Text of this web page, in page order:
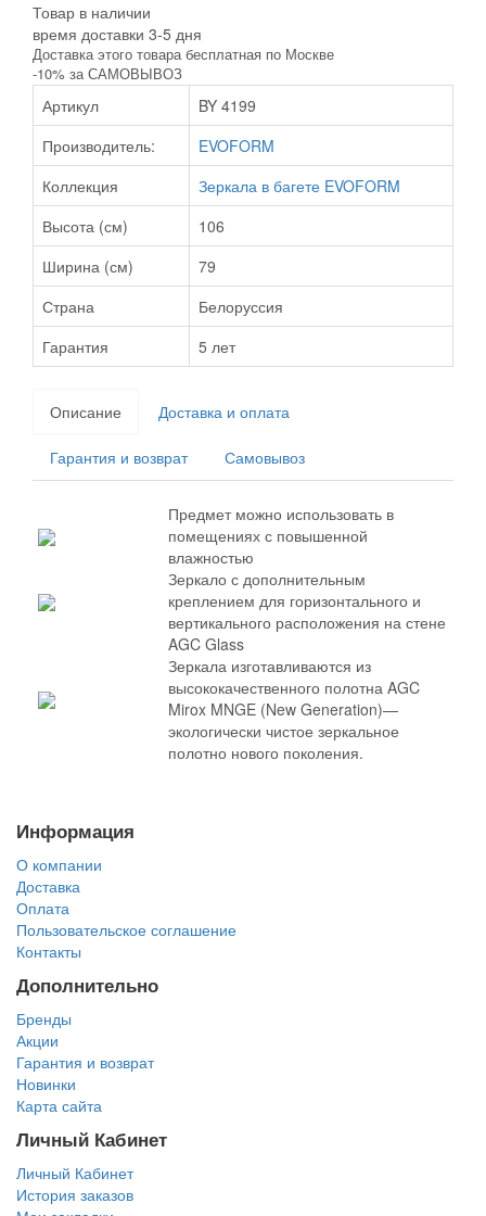
Товар в наличии
время доставки 3-5 дня
Доставка этого товара бесплатная по Москве
-10% за САМОВЫВОЗ
Артикул
BY 4199
Производитель:
EVOFORM
Коллекция
Зеркала в багете EVOFORM
Высота (см)
106
Ширина (см)
79
Страна
Белоруссия
Гарантия
5 лет
Описание Доставка и оплата
Гарантия и возврат Самовывоз
Предмет можно использовать в
помещениях с повышенной
влажностью
Зеркало с дополнительным
креплением для горизонтального и
вертикального расположения на стене
AGC Glass
Зеркала изготавливаются из
высококачественного полотна AGC
Mirox MNGE (New Generation)—
экологически чистое зеркальное
полотно нового поколения.
Информация
О компании
Доставка
Оплата
Пользовательское соглашение
Контакты
Дополнительно
Бренды
Акции
Гарантия и возврат
Новинки
Карта сайта
Личный Кабинет
Личный Кабинет
История заказов